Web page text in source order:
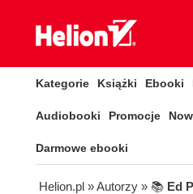
Kategorie Książki Ebooki
Audiobooki Promocje
Darmowe ebooki
Helion.pl » Autorzy » 📚 Ed